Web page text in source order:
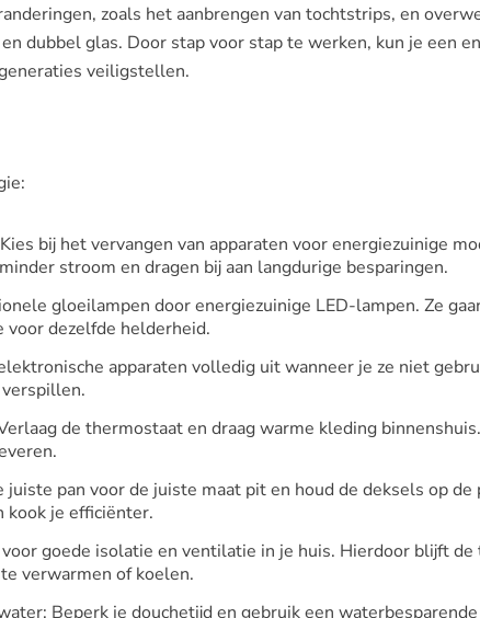
zoals het aanbrengen van tochtstrips, en
dubbel glas. Door stap voor stap te werken, kun je een
veiligstellen.
bij het vervangen van apparaten voor energiezuinige
stroom en dragen bij aan langdurige besparingen.
gloeilampen door energiezuinige LED-lampen. Ze
dezelfde helderheid.
apparaten volledig uit wanneer je ze niet
de thermostaat en draag warme kleding
juiste pan voor de juiste maat pit en houd de deksels op de
kook je efficiënter.
goede isolatie en ventilatie in je huis. Hierdoor blijft
verwarmen of koelen.
Beperk je douchetijd en gebruik een